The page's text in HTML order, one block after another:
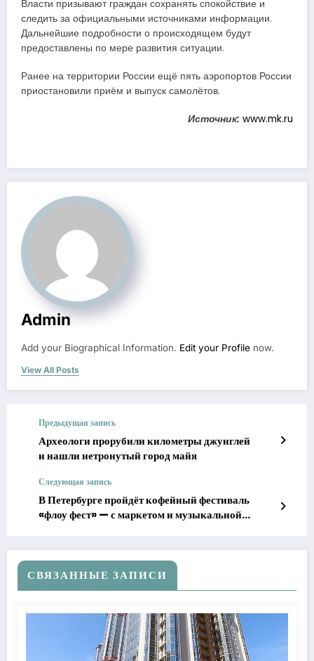
Власти призывают граждан сохранять спокойствие и
следить за официальными источниками информации.
Дальнейшие подробности о происходящем будут
предоставлены по мере развития ситуации.
Ранее на территории России ещё пять аэропортов России
приостановили приём и выпуск самолётов.
Источник: www.mk.ru
Admin
Add your Biographical Information. Edit your Profile now.
View All Posts
Предыдущая запись
Археологи прорубили километры джунглей
и нашли нетронутый город майя
Следующая запись
В Петербурге пройдёт кофейный фестиваль
«флоу фест» — с маркетом и музыкальной
СВЯЗАННЫЕ ЗАПИСИ